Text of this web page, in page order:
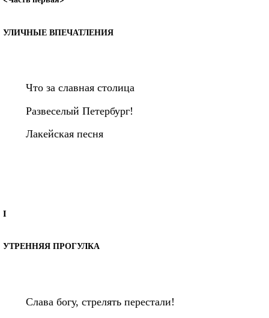
УЛИЧНЫЕ ВПЕЧАТЛЕНИЯ
Что за славная столица
Развеселый Петербург!
Лакейская песня
I
УТРЕННЯЯ ПРОГУЛКА
Слава богу, стрелять перестали!